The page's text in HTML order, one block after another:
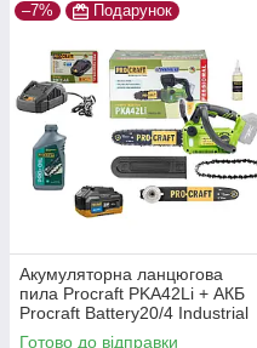
–7% Подарунок
Акумуляторна ланцюгова
пила Procraft PKA42Li + АКБ
Procraft Battery20/4 Industrial
20В 4Аг + ЗП Procraft
Готово до відправки